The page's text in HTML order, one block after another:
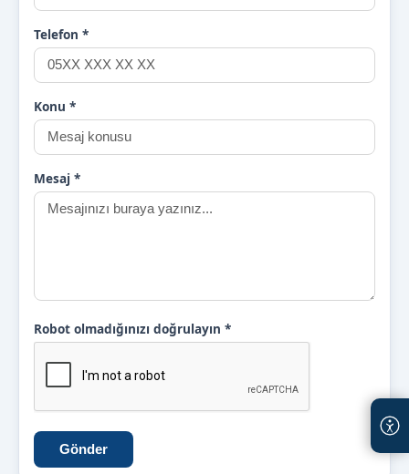
Telefon *
Konu *
Mesaj *
Robot olmadığınızı doğrulayın *
Gönder